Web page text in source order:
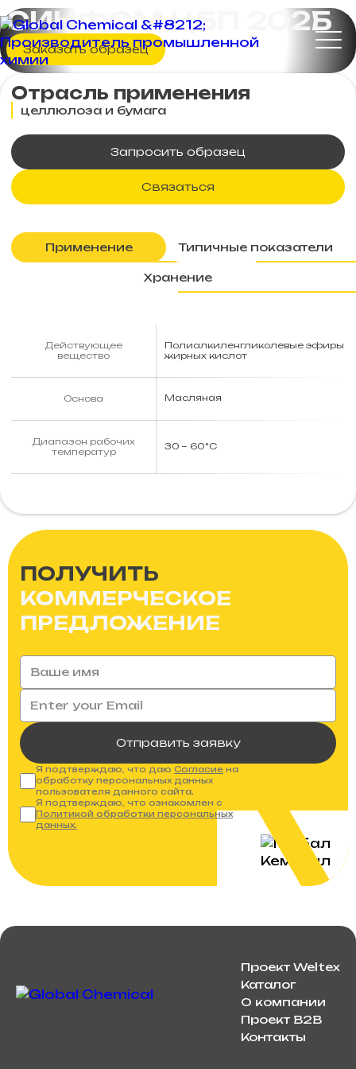
СИНФОМ ЦБП 202Б
Заказать образец
Отрасль применения
целлюлоза и бумага
Запросить образец
Связаться
Применение Типичные показатели
Хранение
Действующее
вещество
Полиалкиленгликолевые эфиры
жирных кислот
Основа Масляная
Диапазон рабочих
температур
30 − 60°С
ПОЛУЧИТЬ
КОММЕРЧЕСКОЕ
ПРЕДЛОЖЕНИЕ
Отправить заявку
Я подтверждаю, что даю Согласие на
обработку персональных данных
пользователя данного сайта.
Я подтверждаю, что ознакомлен с
Политикой обработки персональных
данных.
Проект Weltex
Каталог
О компании
Проект B2B
Контакты